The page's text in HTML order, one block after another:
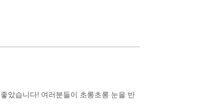
았습니다! 여러분들이 초롱초롱 눈을 반